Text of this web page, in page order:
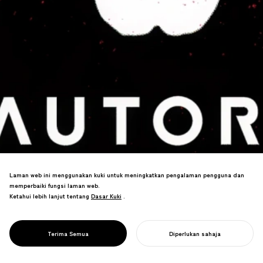
PROJECT
AUTORO
Daripada RPA kepada Web Auto Robot—
penjenamaan yang menjelaskan tujuan.
Laman web ini menggunakan kuki untuk meningkatkan pengalaman pengguna dan
memperbaiki fungsi laman web.
Ketahui lebih lanjut tentang Dasar Kuki
Dasar Kuki .
Terima Semua Diperlukan sahaja